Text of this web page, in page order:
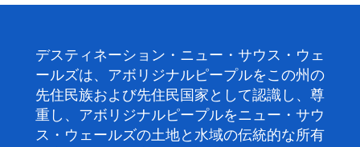
デスティネーション・ニュー・サウス・ウェ
ールズは、アボリジナルピープルをこの州の
先住民族および先住民国家として認識し、尊
重し、アボリジナルピープルをニュー・サウ
ス・ウェールズの土地と水域の伝統的な所有